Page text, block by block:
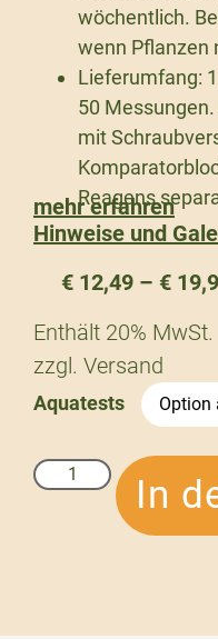
wöchentlich.
wenn Pflanzen
Lieferumfang:
50
mit
Reagens
mehr erfahren
Hinweise und
€ 12,49 – €
Enthält 20% MwSt.
zzgl. Versand
Aquatests
In